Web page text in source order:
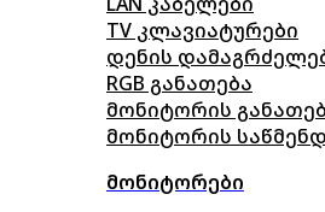
TV კლავიატურები
დენის
RGB განათება
მონიტორის
მონიტორის
მონიტორები